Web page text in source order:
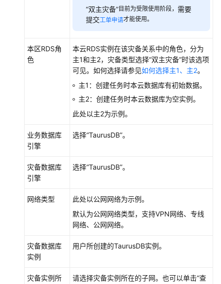
“双主灾备”目前为受限使用阶段， 需要
提交工单申请才能使用。
本区RDS角
色
本云RDS实例在该灾备关系中的角色，分为
主1和主2，灾备类型选择“双主灾备”时该选项
可见。如何选择请参见如何选择主1、主2。
主1：创建任务时本云数据库有初始数据。
主2：创建任务时本云数据库为空实例。
此处以主2为示例。
业务数据库
引擎
选择“TaurusDB”。
灾备数据库
引擎
选择“TaurusDB”。
网络类型
此处以公网网络为示例。
默认为公网网络类型，支持VPN网络、专线
网络、公网网络。
灾备数据库
实例
用户所创建的TaurusDB实例。
灾备实例所
请选择灾备实例所在的子网。也可以单击“查